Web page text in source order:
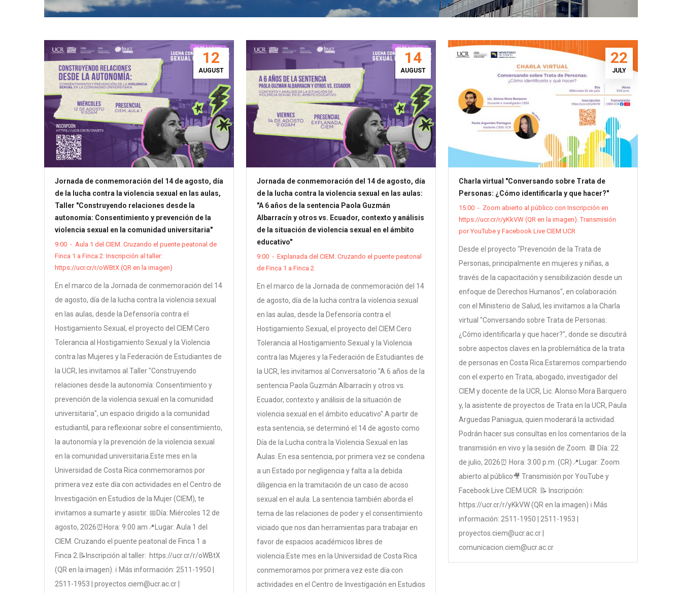
12
AUGUST
Jornada de conmemoración del 14 de agosto, día
de la lucha contra la violencia sexual en las aulas,
Taller "Construyendo relaciones desde la
autonomía: Consentimiento y prevención de la
violencia sexual en la comunidad universitaria"
9:00 - Aula 1 del CIEM. Cruzando el puente peatonal de
Finca 1 a Finca 2. Inscripción al taller:
https://ucr.cr/r/oWBtX (QR en la imagen)
En el marco de la Jornada de conmemoración del 14
de agosto, día de la lucha contra la violencia sexual
en las aulas, desde la Defensoría contra el
Hostigamiento Sexual, el proyecto del CIEM Cero
Tolerancia al Hostigamiento Sexual y la Violencia
contra las Mujeres y la Federación de Estudiantes de
la UCR, les invitamos al Taller "Construyendo
relaciones desde la autonomía: Consentimiento y
prevención de la violencia sexual en la comunidad
universitaria", un espacio dirigido a la comunidad
estudiantil, para reflexionar sobre el consentimiento,
la autonomía y la prevención de la violencia sexual
en la comunidad universitaria.Este mes en la
Universidad de Costa Rica conmemoramos por
primera vez este día con actividades en el Centro de
Investigación en Estudios de la Mujer (CIEM), te
invitamos a sumarte y asistir. 📅Día: Miércoles 12 de
agosto, 2026⏰Hora: 9:00 am📍Lugar: Aula 1 del
CIEM. Cruzando el puente peatonal de Finca 1 a
Finca 2.📝Inscripción al taller: https://ucr.cr/r/oWBtX
(QR en la imagen). ℹ️ Más información: 2511-1950 |
2511-1953 | proyectos.ciem@ucr.ac.cr |
14
AUGUST
Jornada de conmemoración del 14 de agosto, día
de la lucha contra la violencia sexual en las aulas:
"A 6 años de la sentencia Paola Guzmán
Albarracín y otros vs. Ecuador, contexto y análisis
de la situación de violencia sexual en el ámbito
educativo"
9:00 - Explanada del CIEM. Cruzando el puente peatonal
de Finca 1 a Finca 2.
En el marco de la Jornada de conmemoración del 14
de agosto, día de la lucha contra la violencia sexual
en las aulas, desde la Defensoría contra el
Hostigamiento Sexual, el proyecto del CIEM Cero
Tolerancia al Hostigamiento Sexual y la Violencia
contra las Mujeres y la Federación de Estudiantes de
la UCR, les invitamos al Conversatorio "A 6 años de la
sentencia Paola Guzmán Albarracín y otros vs.
Ecuador, contexto y análisis de la situación de
violencia sexual en el ámbito educativo".A partir de
esta sentencia, se determinó el 14 de agosto como
Día de la Lucha contra la Violencia Sexual en las
Aulas. En esa sentencia, por primera vez se condena
a un Estado por negligencia y falta a la debida
diligencia en la tramitación de un caso de acoso
sexual en el aula. La sentencia también aborda el
tema de las relaciones de poder y el consentimiento
viciado que nos dan herramientas para trabajar en
favor de espacios académicos libres de
violencia.Este mes en la Universidad de Costa Rica
conmemoramos por primera vez este día con
actividades en el Centro de Investigación en Estudios
22
JULY
Charla virtual "Conversando sobre Trata de
Personas: ¿Cómo identificarla y que hacer?"
15:00 - Zoom abierto al público con Inscripción en
https://ucr.cr/r/yKkVW (QR en la imagen). Transmisión
por YouTube y Facebook Live CIEM UCR
Desde el proyecto "Prevención de la Trata de
Personas, principalmente en mujeres y niñas, a
través de la capacitación y sensibilización desde un
enfoque de Derechos Humanos", en colaboración
con el Ministerio de Salud, les invitamos a la Charla
virtual "Conversando sobre Trata de Personas:
¿Cómo identificarla y que hacer?", donde se discutirá
sobre aspectos claves en la problemática de la trata
de personas en Costa Rica.Estaremos compartiendo
con el experto en Trata, abogado, investigador del
CIEM y docente de la UCR, Lic. Alonso Mora Barquero
y, la asistente de proyectos de Trata en la UCR, Paula
Arguedas Paniagua, quien moderará la actividad.
Podrán hacer sus consultas en los comentarios de la
transmisión en vivo y la sesión de Zoom. 📆 Día: 22
de julio, 2026⏰ Hora: 3:00 p.m. (CR)📍Lugar: Zoom
abierto al público🎥 Transmisión por YouTube y
Facebook Live CIEM UCR 📝 Inscripción:
https://ucr.cr/r/yKkVW (QR en la imagen) ℹ Más
información: 2511-1950 | 2511-1953 |
proyectos.ciem@ucr.ac.cr |
comunicacion.ciem@ucr.ac.cr